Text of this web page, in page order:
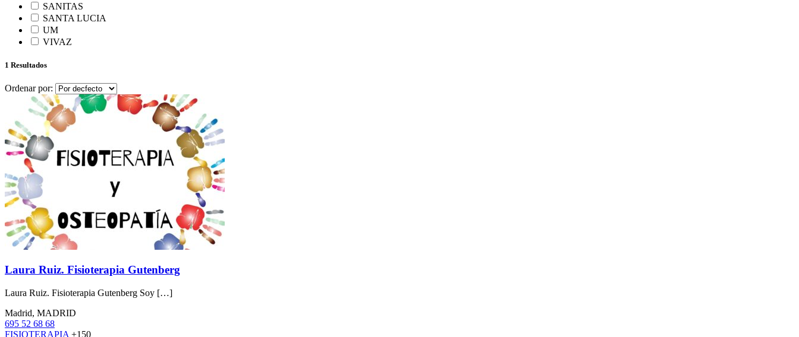
SANITAS
SANTA LUCIA
UM
VIVAZ
1 Resultados
Ordenar por:
Laura Ruiz. Fisioterapia Gutenberg
Laura Ruiz. Fisioterapia Gutenberg Soy […]
Madrid, MADRID
695 52 68 68
FISIOTERAPIA +150